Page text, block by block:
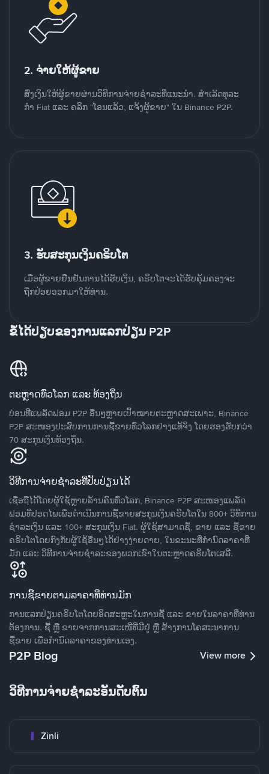
2. ຈ່າຍໃຫ້ຜູ້ຂາຍ
ສົ່ງເງິນໃຫ້ຜູ້ຂາຍຜ່ານວິທີການຈ່າຍຊຳລະທີ່ແນະນໍາ. ສໍາເລັດທຸລະ
ກໍາ Fiat ແລະ ຄລິກ "ໂອນແລ້ວ, ແຈ້ງຜູ້ຂາຍ" ໃນ Binance P2P.
3. ຮັບສະກຸນເງິນຄຣິບໂຕ
ເມື່ອຜູ້ຂາຍຢືນຢັນການໄດ້ຮັບເງິນ, ຄຣິບໂຕຈະໄດ້ຮັບຄຸ້ມຄອງຈະ
ຖືກປ່ອຍອອກມາໃຫ້ທ່ານ.
ຂໍ້ໄດ້ປຽບຂອງການແລກປ່ຽນ P2P
ຕະຫຼາດທົ່ວໂລກ ແລະ ທ້ອງຖິ່ນ
ບ່ອນທີ່ແພລັດຟອມ P2P ອື່ນໆຫຼາຍເປົ້າໝາຍຕະຫຼາດສະເພາະ, Binance
P2P ສະໜອງປະສົບການການຊື້ຂາຍທົ່ວໂລກຢ່າງແທ້ຈິງ ໂດຍຮອງຮັບກວ່າ
70 ສະກຸນເງິນທ້ອງຖິ່ນ.
ວິທີການຈ່າຍຊຳລະທີ່ປັບປ່ຽນໄດ້
ເຊື່ອຖືໄດ້ໂດຍຜູ້ໃຊ້ຫຼາຍລ້ານຄົນທົ່ວໂລກ, Binance P2P ສະໜອງແພລັດ
ຟອມທີ່ປອດໄພເພື່ອດໍາເນີນການຊື້ຂາຍສະກຸນເງິນຄຣິບໂຕໃນ 800+ ວິທີການ
ຊໍາລະເງິນ ແລະ 100+ ສະກຸນເງິນ Fiat. ຜູ້ໃຊ້ສາມາດຊື້, ຂາຍ ແລະ ຊື້ຂາຍ
ຄຣິບໂຕໂດຍກົງກັບຜູ້ໃຊ້ອື່ນໆໄດ້ຢ່າງງ່າຍດາຍ, ໃນຂະນະທີ່ກໍານົດລາຄາທີ່
ມັກ ແລະ ວິທີການຈ່າຍຊຳລະຂອງພວກເຂົາໃນຕະຫຼາດຄຣິບໂຕເສລີ.
ການຊື້ຂາຍຕາມລາຄາທີ່ທ່ານມັກ
ການແລກປ່ຽນຄຣິບໂຕໂດຍອິດສະຫຼະໃນການຊື້ ແລະ ຂາຍໃນລາຄາທີ່ທ່ານ
ຕ້ອງການ. ຊື້ ຫຼື ຂາຍຈາກການສະເໜີທີ່ມີຢູ່ ຫຼື ສ້າງການໂຄສະນາການ
ຊື້ຂາຍ ເພື່ອກໍານົດລາຄາຂອງທ່ານເອງ.
P2P Blog View more
ວິທີການຈ່າຍຊຳລະອັນດັບຕົ້ນ
Zinli